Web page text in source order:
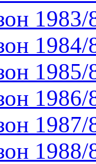
1983/
1984/
1985/
1986/
1987/
1988/